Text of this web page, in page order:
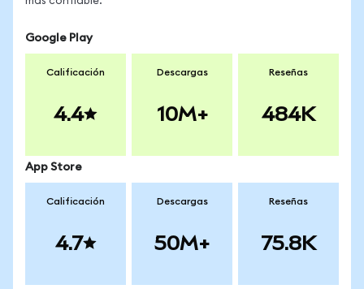
Google Play
Calificación
4.4
Descargas
10M+
Reseñas
484K
App Store
Calificación
4.7
Descargas
50M+
Reseñas
75.8K